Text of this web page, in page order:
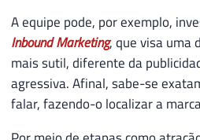
A equipe pode, por exemplo,
Inbound Marketing, que visa uma
mais sutil, diferente da
agressiva. Afinal, sabe-se
falar, fazendo-o localizar a